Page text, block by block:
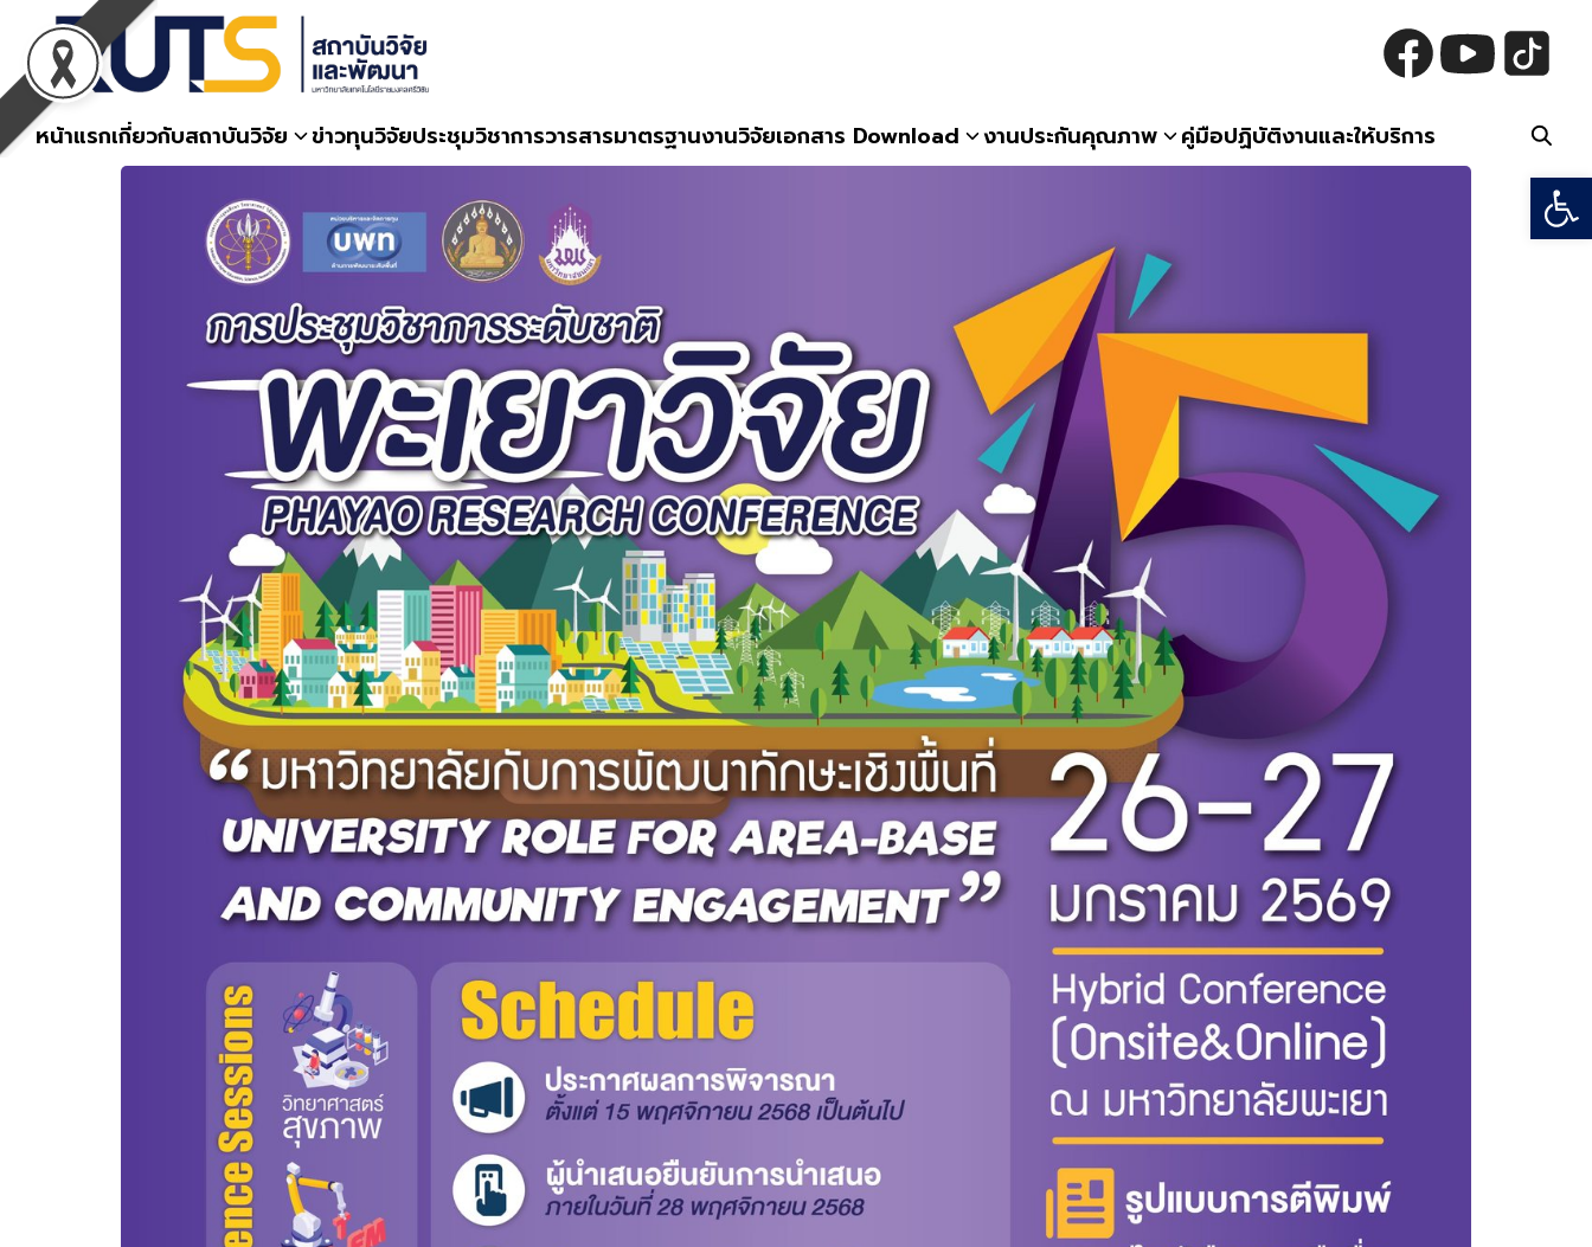
content
หน้าแรกเกี่ยวกับสถาบันวิจัย ข่าวทุนวิจัยประชุมวิชาการวารสารมาตรฐานงานวิจัยเอกสาร Download งานประกันคุณภาพ คู่มือปฏิบัติงานและให้บริการ